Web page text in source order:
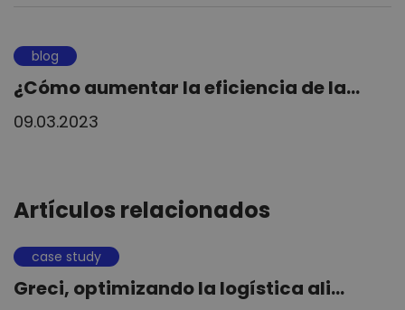
blog
¿Cómo aumentar la eficiencia de la...
09.03.2023
Artículos relacionados
case study
Greci, optimizando la logística ali...